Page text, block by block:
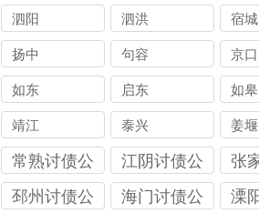
泗阳 泗洪 宿城
扬中 句容 京口
如东 启东 如皋
靖江 泰兴 姜堰
常熟讨债公
司
江阴讨债公
司
张
公
邳州讨债公
海门讨债公
溧